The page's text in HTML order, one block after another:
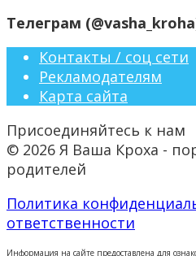
Телеграм
Контакты / соц сети
Рекламодателям
Карта сайта
Присоединяйтесь к нам
© 2026 Я Ваша Кроха -
родителей
Политика
ответственности
Информация на сайте предоставлена для